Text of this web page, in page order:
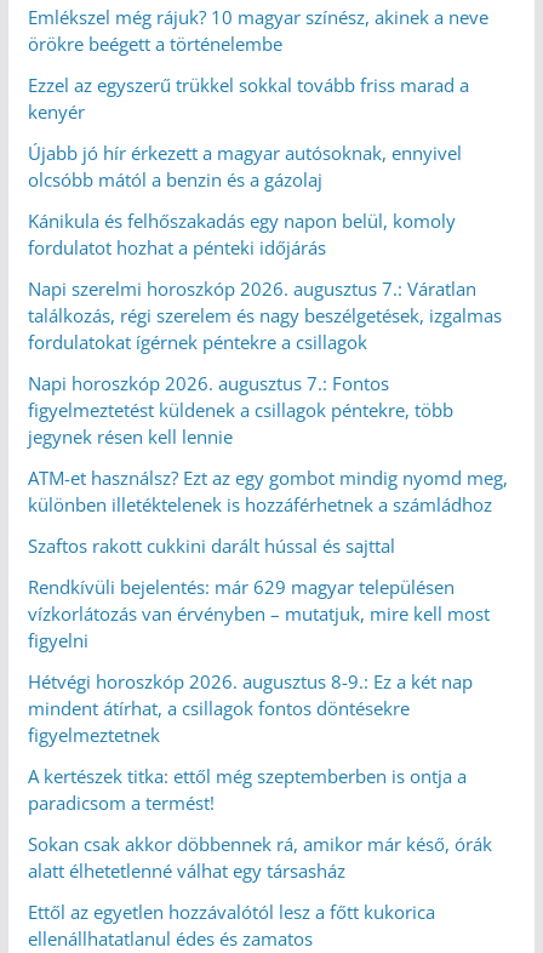
Emlékszel még rájuk? 10 magyar színész, akinek a neve
örökre beégett a történelembe
Ezzel az egyszerű trükkel sokkal tovább friss marad a
kenyér
Újabb jó hír érkezett a magyar autósoknak, ennyivel
olcsóbb mától a benzin és a gázolaj
Kánikula és felhőszakadás egy napon belül, komoly
fordulatot hozhat a pénteki időjárás
Napi szerelmi horoszkóp 2026. augusztus 7.: Váratlan
találkozás, régi szerelem és nagy beszélgetések, izgalmas
fordulatokat ígérnek péntekre a csillagok
Napi horoszkóp 2026. augusztus 7.: Fontos
figyelmeztetést küldenek a csillagok péntekre, több
jegynek résen kell lennie
ATM-et használsz? Ezt az egy gombot mindig nyomd meg,
különben illetéktelenek is hozzáférhetnek a számládhoz
Szaftos rakott cukkini darált hússal és sajttal
Rendkívüli bejelentés: már 629 magyar településen
vízkorlátozás van érvényben – mutatjuk, mire kell most
figyelni
Hétvégi horoszkóp 2026. augusztus 8-9.: Ez a két nap
mindent átírhat, a csillagok fontos döntésekre
figyelmeztetnek
A kertészek titka: ettől még szeptemberben is ontja a
paradicsom a termést!
Sokan csak akkor döbbennek rá, amikor már késő, órák
alatt élhetetlenné válhat egy társasház
Ettől az egyetlen hozzávalótól lesz a főtt kukorica
ellenállhatatlanul édes és zamatos